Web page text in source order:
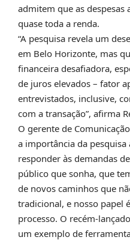
admitem que as despesas
quase toda a renda.
“A pesquisa revela um
em Belo Horizonte, mas
financeira desafiadora,
de juros elevados – fator
entrevistados, inclusive,
com a transação”, afirma
O gerente de
a importância da
responder às demandas
público que sonha, que
de novos caminhos que
tradicional, e nosso papel
processo. O recém-
um exemplo de